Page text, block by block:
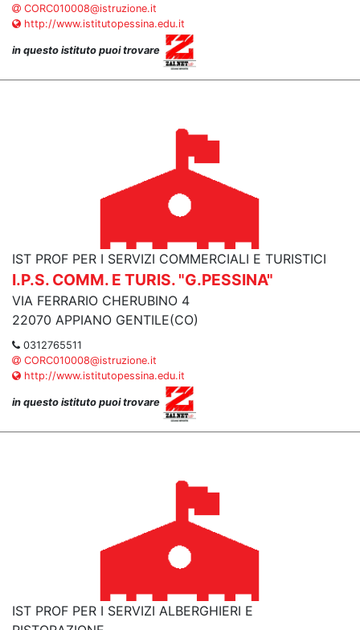
CORC010008@istruzione.it
http://www.istitutopessina.edu.it
in questo istituto puoi trovare
IST PROF PER I SERVIZI COMMERCIALI E TURISTICI
I.P.S. COMM. E TURIS. "G.PESSINA"
VIA FERRARIO CHERUBINO 4
22070 APPIANO GENTILE(CO)
0312765511
CORC010008@istruzione.it
http://www.istitutopessina.edu.it
in questo istituto puoi trovare
IST PROF PER I SERVIZI ALBERGHIERI E